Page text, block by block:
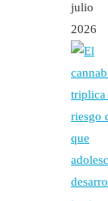
julio
2026